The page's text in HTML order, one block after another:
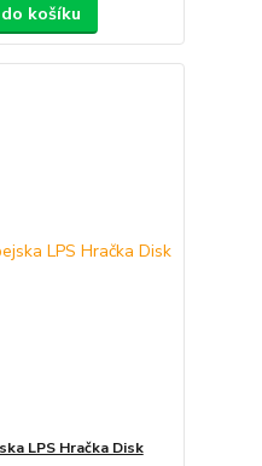
košíku
LPS Hračka Disk